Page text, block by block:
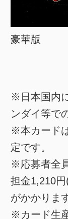
豪華版
※日本国内
ンダイ等で
※本カード
定です。
※応募者全
担金1,210
がかかりま
※カード生